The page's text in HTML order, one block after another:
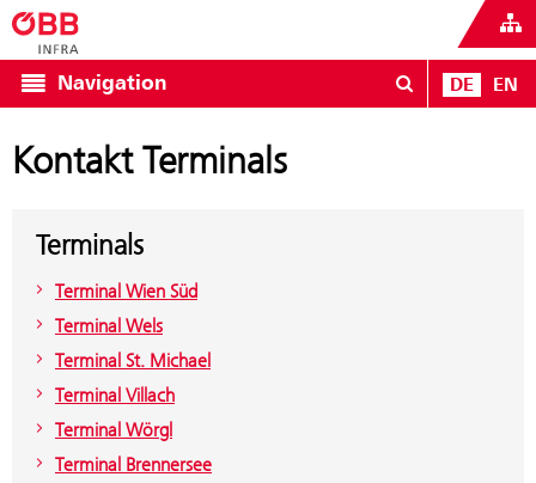
Navigation DE EN
Kontakt Terminals
Terminals
Terminal Wien Süd
Terminal Wels
Terminal St. Michael
Terminal Villach
Terminal Wörgl
Terminal Brennersee